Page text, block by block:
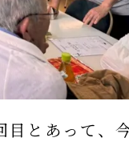
目とあって、